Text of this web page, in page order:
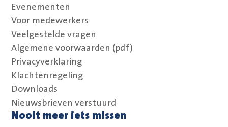
Evenementen
Voor medewerkers
Veelgestelde vragen
Algemene voorwaarden (pdf)
Privacyverklaring
Klachtenregeling
Downloads
Nieuwsbrieven verstuurd
Nooit meer iets missen